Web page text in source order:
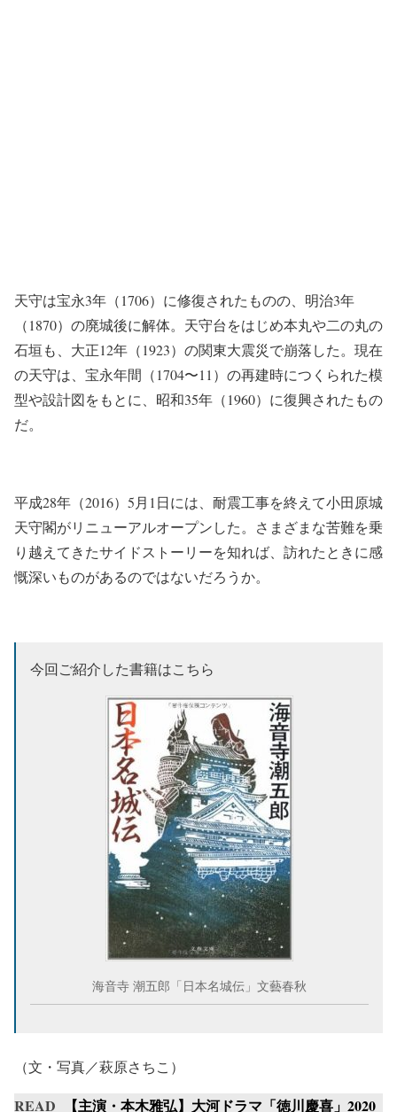
天守は宝永3年（1706）に修復されたものの、明治3年
（1870）の廃城後に解体。天守台をはじめ本丸や二の丸の
石垣も、大正12年（1923）の関東大震災で崩落した。現在
の天守は、宝永年間（1704〜11）の再建時につくられた模
型や設計図をもとに、昭和35年（1960）に復興されたもの
だ。
平成28年（2016）5月1日には、耐震工事を終えて小田原城
天守閣がリニューアルオープンした。さまざまな苦難を乗
り越えてきたサイドストーリーを知れば、訪れたときに感
慨深いものがあるのではないだろうか。
今回ご紹介した書籍はこちら
海音寺 潮五郎「日本名城伝」文藝春秋
（文・写真／萩原さちこ）
READ 【主演・本木雅弘】大河ドラマ「徳川慶喜」2020